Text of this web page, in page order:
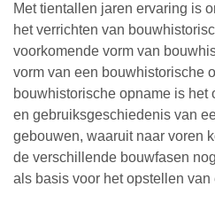
Herbestemming &
Verduurzaming &
Overige werkzaamheden
Met tientallen jaren ervaring is
het verrichten van
voorkomende vorm van
vorm van een bouwhistorische
bouwhistorische opname is het
en gebruiksgeschiedenis van
gebouwen, waaruit naar voren
de verschillende bouwfasen
als basis voor het opstellen